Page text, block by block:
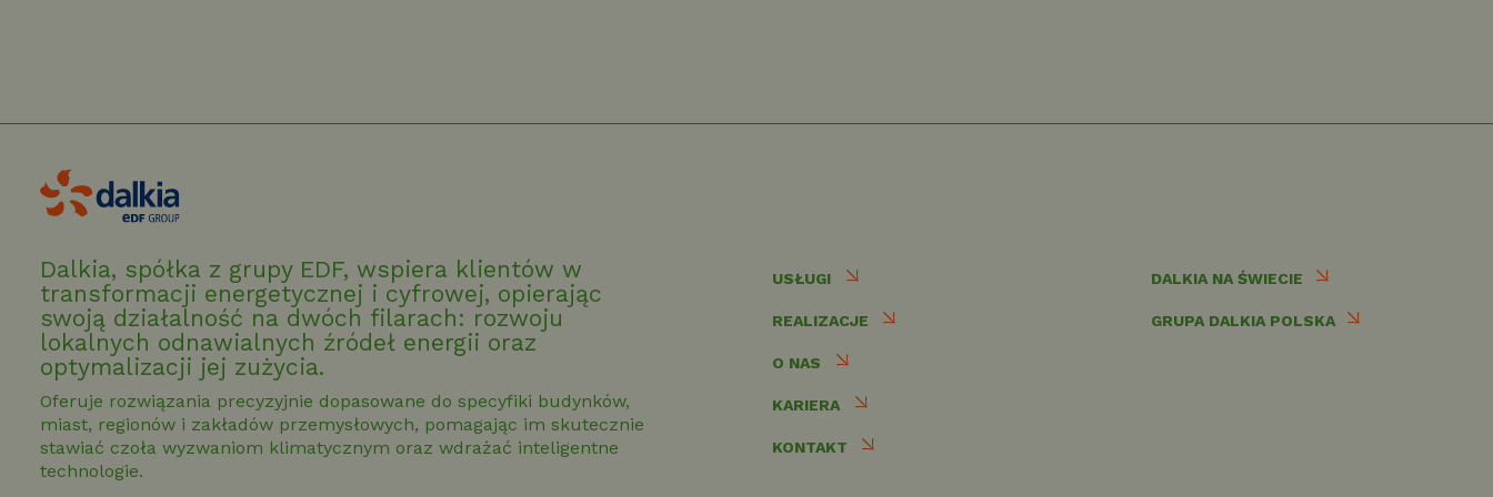
Dalkia, spółka z grupy EDF, wspiera klientów w
transformacji energetycznej i cyfrowej, opierając
swoją działalność na dwóch filarach: rozwoju
lokalnych odnawialnych źródeł energii oraz
optymalizacji jej zużycia.
Oferuje rozwiązania precyzyjnie dopasowane do specyfiki budynków,
miast, regionów i zakładów przemysłowych, pomagając im skutecznie
stawiać czoła wyzwaniom klimatycznym oraz wdrażać inteligentne
technologie.
USŁUGI
REALIZACJE
O NAS
KARIERA
KONTAKT
DALKIA NA ŚWIECIE
GRUPA DALKIA POLSKA